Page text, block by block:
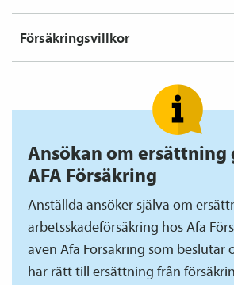
Försäkringsvillkor
Ansökan om ersättning
AFA Försäkring
Anställda ansöker själva om
arbetsskade­försäkring hos Afa
även Afa Försäkring som beslutar
har rätt till ersättning från